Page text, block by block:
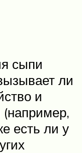
сыпи
ли
и
есть ли у